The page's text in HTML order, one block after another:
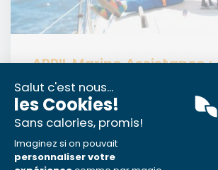
APRIL Marine Assistance
sur vous
Lire la suite